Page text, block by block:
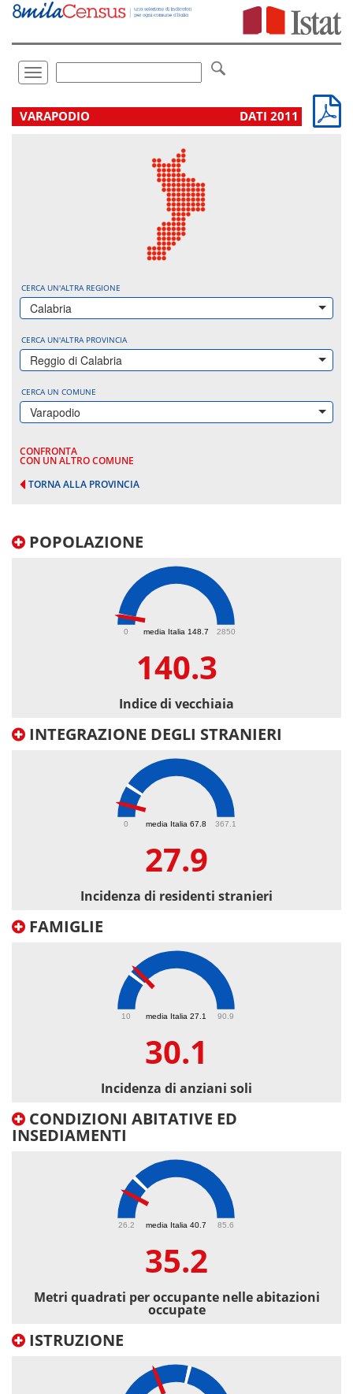
Vai
direttamente
Toggle
navigation
.
VARAPODIO DATI 2011
CERCA UN'ALTRA REGIONE
Calabria
CERCA UN'ALTRA PROVINCIA
Reggio di Calabria
CERCA UN COMUNE
Varapodio
CONFRONTA
CON UN ALTRO COMUNE
TORNA ALLA PROVINCIA
POPOLAZIONE
media Italia 148.7
0 2850
140.3
Indice di vecchiaia
INTEGRAZIONE DEGLI STRANIERI
media Italia 67.8
0 367.1
27.9
Incidenza di residenti stranieri
FAMIGLIE
media Italia 27.1
10 90.9
30.1
Incidenza di anziani soli
CONDIZIONI ABITATIVE ED
INSEDIAMENTI
media Italia 40.7
26.2 85.6
35.2
Metri quadrati per occupante nelle abitazioni
occupate
ISTRUZIONE